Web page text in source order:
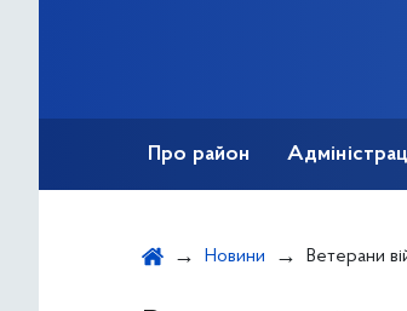
Про район
Новини Ветерани війни та